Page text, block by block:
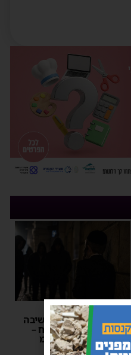
פירות ההסתה
אימה באשדוד: בחור ישיבה
בן 13 נשדד באיומי רצח –
המשטרה הקימה צח”מ
מנחם דויטש |
22:32